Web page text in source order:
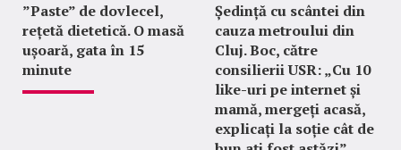
”Paste” de dovlecel,
rețetă dietetică. O masă
ușoară, gata în 15
minute
Ședință cu scântei din
cauza metroului din
Cluj. Boc, către
consilierii USR: „Cu 10
like-uri pe internet și
mamă, mergeți acasă,
explicați la soție cât de